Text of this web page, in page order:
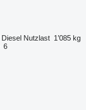
Diesel Nutzlast 1’085 kg
6